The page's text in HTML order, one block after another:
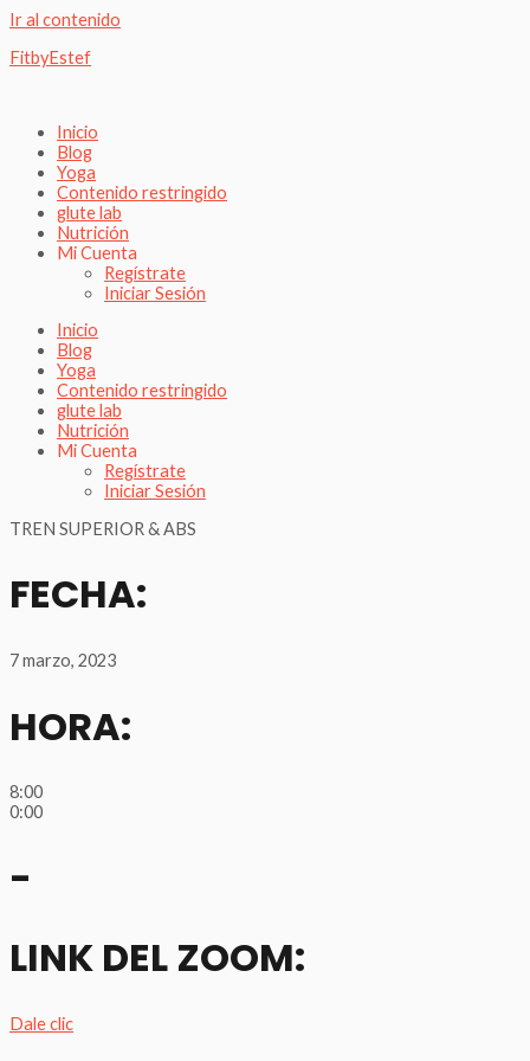
Ir al contenido
FitbyEstef
Inicio
Blog
Yoga
Contenido restringido
glute lab
Nutrición
Mi Cuenta
Regístrate
Iniciar Sesión
Inicio
Blog
Yoga
Contenido restringido
glute lab
Nutrición
Mi Cuenta
Regístrate
Iniciar Sesión
TREN SUPERIOR & ABS
FECHA:
7 marzo, 2023
HORA:
8:00
0:00
-
LINK DEL ZOOM:
Dale clic